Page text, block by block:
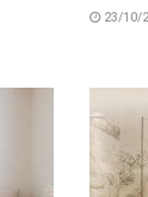
23/10/